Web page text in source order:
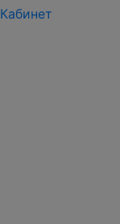
Кабинет